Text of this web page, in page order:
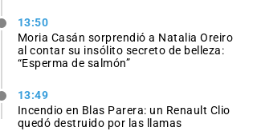
13:50
Moria Casán sorprendió a Natalia Oreiro
al contar su insólito secreto de belleza:
“Esperma de salmón”
13:49
Incendio en Blas Parera: un Renault Clio
quedó destruido por las llamas